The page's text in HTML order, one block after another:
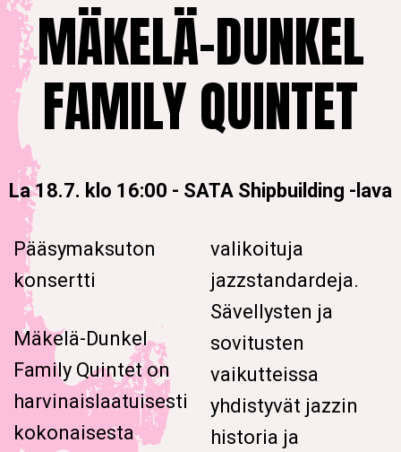
MÄKELÄ-DUNKEL
FAMILY QUINTET
La 18.7. klo 16:00 - SATA Shipbuilding -lava
Pääsymaksuton
konsertti
Mäkelä-Dunkel
Family Quintet on
harvinaislaatuisesti
kokonaisesta
valikoituja
jazzstandardeja.
Sävellysten ja
sovitusten
vaikutteissa
yhdistyvät jazzin
historia ja